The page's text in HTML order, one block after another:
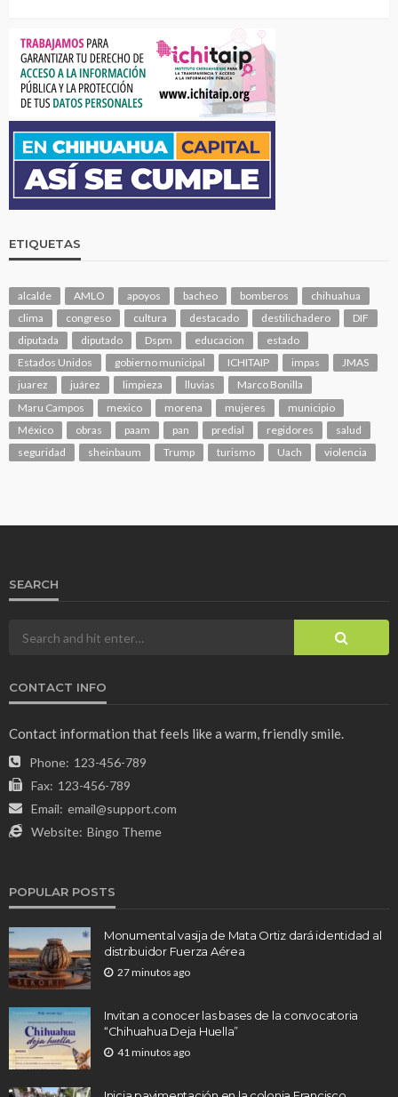
ETIQUETAS
alcalde AMLO apoyos bacheo bomberos
chihuahua
clima
congreso cultura destacado destilichadero
DIF
diputada
diputado Dspm educacion
estado
Estados Unidos
gobierno municipal ICHITAIP impas
JMAS
juarez
juárez limpieza lluvias
Marco Bonilla
Maru Campos
mexico morena mujeres
municipio
México
obras paam pan predial regidores
salud
seguridad
sheinbaum Trump turismo Uach violencia
SEARCH
CONTACT INFO
Contact information that feels like a warm, friendly smile.
Phone: 123-456-789
Fax: 123-456-789
Email: email@support.com
Website: Bingo Theme
POPULAR POSTS
Monumental vasija de Mata Ortiz dará identidad al
distribuidor Fuerza Aérea
27 minutos ago
Invitan a conocer las bases de la convocatoria
“Chihuahua Deja Huella”
41 minutos ago